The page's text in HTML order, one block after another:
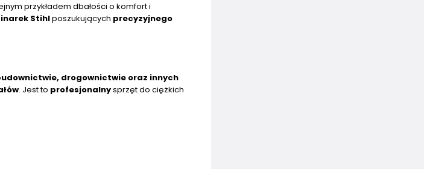
przykładem dbałości o komfort i
Stihlposzukujących precyzyjnego
drogownictwie oraz innych
. Jest to profesjonalnysprzęt do ciężkich